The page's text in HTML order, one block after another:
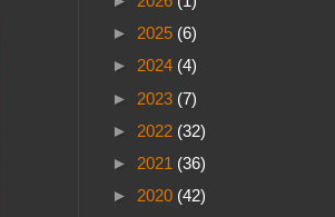
► 2025 (6)
► 2024 (4)
► 2023 (7)
► 2022 (32)
► 2021 (36)
► 2020 (42)